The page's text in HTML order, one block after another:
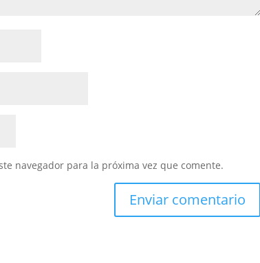
navegador para la próxima vez que comente.